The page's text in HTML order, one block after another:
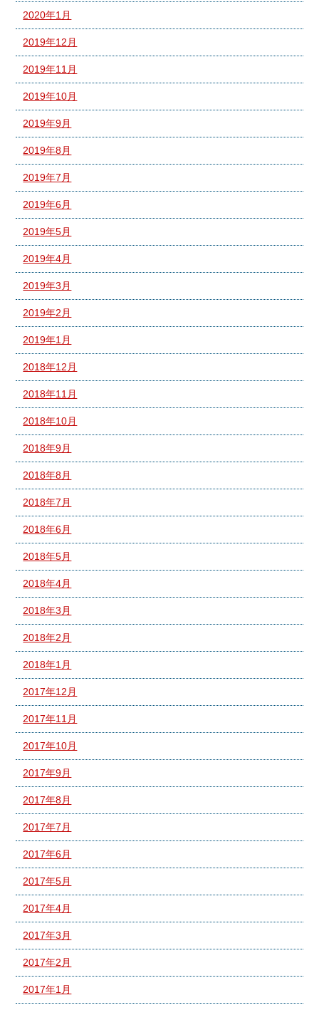
2020年1月
2019年12月
2019年11月
2019年10月
2019年9月
2019年8月
2019年7月
2019年6月
2019年5月
2019年4月
2019年3月
2019年2月
2019年1月
2018年12月
2018年11月
2018年10月
2018年9月
2018年8月
2018年7月
2018年6月
2018年5月
2018年4月
2018年3月
2018年2月
2018年1月
2017年12月
2017年11月
2017年10月
2017年9月
2017年8月
2017年7月
2017年6月
2017年5月
2017年4月
2017年3月
2017年2月
2017年1月